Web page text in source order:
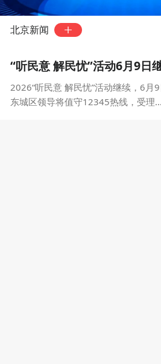
00:00
北京新闻
“听民意 解民忧”活动6月9日
2026“听民意 解民忧”活动继续，6月
东城区领导将值守12345热线，受理...